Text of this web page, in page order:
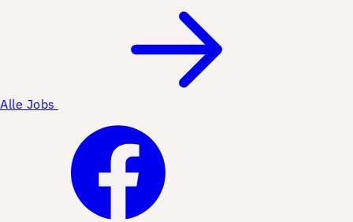
Alle Jobs